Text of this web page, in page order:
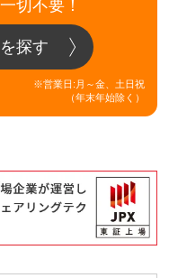
切不要！
探す
※営業日:月～金、土日祝
（年末年始除く）